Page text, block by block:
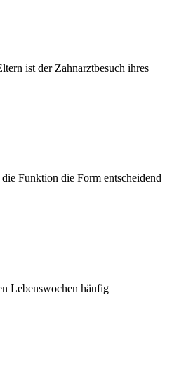
ist der Zahnarztbesuch ihres
Funktion die Form entscheidend
Lebenswochen häufig